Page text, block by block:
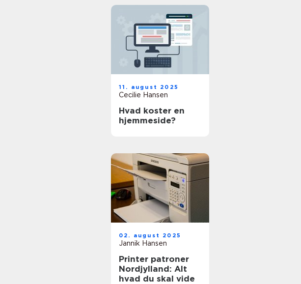
11. august 2025
Cecilie Hansen
Hvad koster en
hjemmeside?
02. august 2025
Jannik Hansen
Printer patroner
Nordjylland: Alt
hvad du skal vide